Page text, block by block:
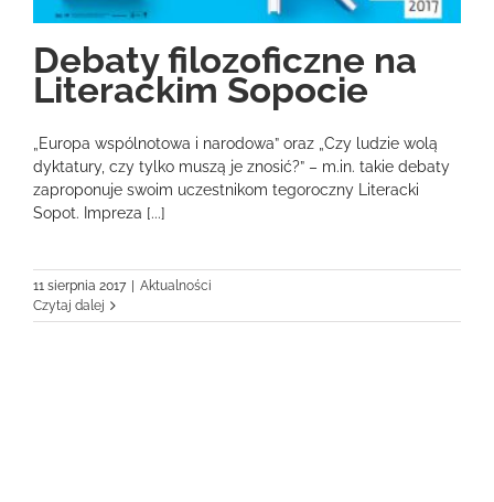
Debaty filozoficzne na
Literackim Sopocie
„Europa wspólnotowa i narodowa” oraz „Czy ludzie wolą
dyktatury, czy tylko muszą je znosić?” – m.in. takie debaty
zaproponuje swoim uczestnikom tegoroczny Literacki
Sopot. Impreza [...]
11 sierpnia 2017
Aktualności
Czytaj dalej